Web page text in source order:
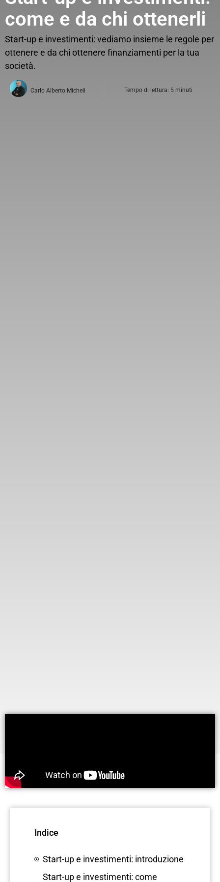
come e da chi ottenerli
Start-up e investimenti: vediamo insieme le regole per
ottenere e da chi ottenere finanziamenti per la tua
società.
Carlo Alberto Micheli Tempo di lettura: 5 minuti
Indice
Start-up e investimenti: introduzione
Start-up e investimenti: come